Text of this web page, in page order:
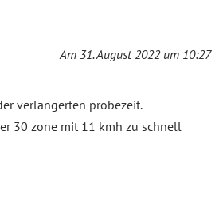
Am 31. August 2022 um 10:27
verlängerten probezeit.
30 zone mit 11 kmh zu schnell